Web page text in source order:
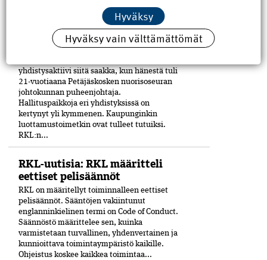
Hallituksen jäsen esittelyssä:
Antti Mäkelä uskaltaa kysyä
yhdistysaktiivi siitä saakka, kun hänestä tuli
21-vuo­tiaana Petäjäskosken nuoriso­seuran
johtokunnan puheenjohtaja.
Hallituspaikkoja eri yhdistyksissä on
kertynyt yli kymmenen. Kaupunginkin
luottamustoimetkin ovat tulleet tutuiksi.
RKL:n...
RKL-uutisia: RKL määritteli
eettiset pelisäännöt
RKL on määritellyt toiminnalleen eettiset
peli­säännöt. Sääntöjen vakiintunut
englanninkielinen termi on Code of Conduct.
Säännöstö määrittelee sen, kuinka
varmistetaan turvallinen, yhdenvertainen ja
kun­nioittava toimintaympäristö kaikille.
Ohjeistus koskee kaikkea toimintaa...
Hyväksy
Hyväksy vain välttämättömät